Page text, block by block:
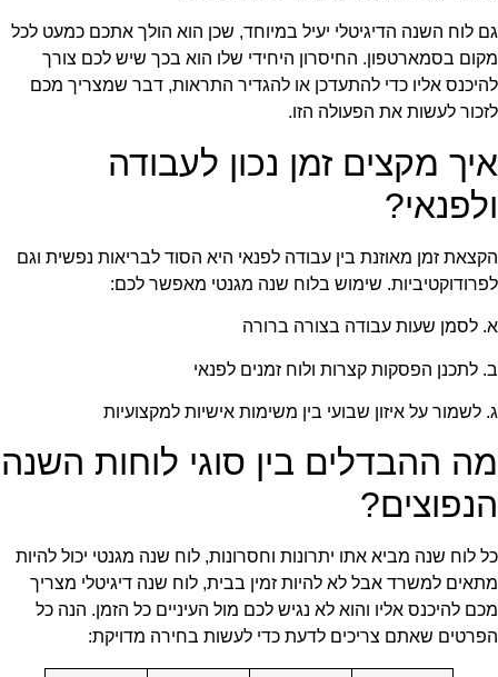
גם לוח השנה הדיגיטלי יעיל במיוחד, שכן הוא הולך אתכם כמעט לכל
מקום בסמארטפון. החיסרון היחידי שלו הוא בכך שיש לכם צורך
להיכנס אליו כדי להתעדכן או להגדיר התראות, דבר שמצריך מכם
לזכור לעשות את הפעולה הזו.
איך מקצים זמן נכון לעבודה
ולפנאי?
הקצאת זמן מאוזנת בין עבודה לפנאי היא הסוד לבריאות נפשית וגם
לפרודוקטיביות. שימוש בלוח שנה מגנטי מאפשר לכם:
א. לסמן שעות עבודה בצורה ברורה
ב. לתכנן הפסקות קצרות ולוח זמנים לפנאי
ג. לשמור על איזון שבועי בין משימות אישיות למקצועיות
מה ההבדלים בין סוגי לוחות השנה
הנפוצים?
כל לוח שנה מביא אתו יתרונות וחסרונות, לוח שנה מגנטי יכול להיות
מתאים למשרד אבל לא להיות זמין בבית, לוח שנה דיגיטלי מצריך
מכם להיכנס אליו והוא לא נגיש לכם מול העיניים כל הזמן. הנה כל
הפרטים שאתם צריכים לדעת כדי לעשות בחירה מדויקת: